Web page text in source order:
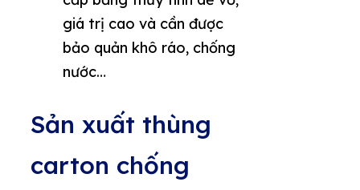
giá trị cao và cần được
bảo quản khô ráo, chống
nước…
Sản xuất thùng
carton chống